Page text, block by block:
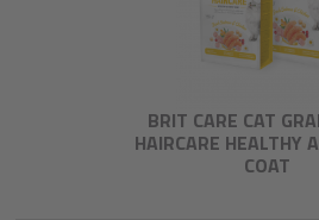
BRIT CARE CAT
HAIRCARE HEALTHY
COAT